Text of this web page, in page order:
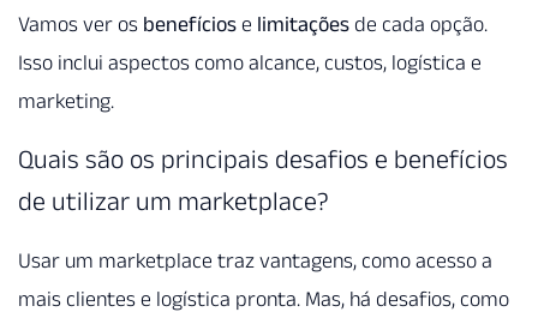
Vamos ver os benefícios e limitações de cada opção.
Isso inclui aspectos como alcance, custos, logística e
marketing.
Quais são os principais desafios e benefícios
de utilizar um marketplace?
Usar um marketplace traz vantagens, como acesso a
mais clientes e logística pronta. Mas, há desafios, como